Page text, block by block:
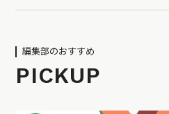
編集部のおすすめ
PICKUP